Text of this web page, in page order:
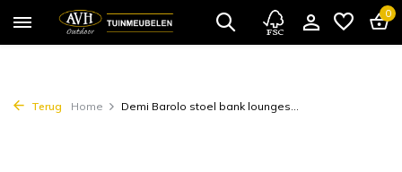
0
Terug Home Demi Barolo stoel bank lounges...